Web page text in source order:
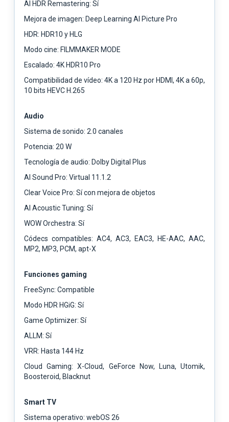
AI HDR Remastering: Sí
Mejora de imagen: Deep Learning AI Picture Pro
HDR: HDR10 y HLG
Modo cine: FILMMAKER MODE
Escalado: 4K HDR10 Pro
Compatibilidad de vídeo: 4K a 120 Hz por HDMI, 4K a 60p,
10 bits HEVC H.265
Audio
Sistema de sonido: 2.0 canales
Potencia: 20 W
Tecnología de audio: Dolby Digital Plus
AI Sound Pro: Virtual 11.1.2
Clear Voice Pro: Sí con mejora de objetos
AI Acoustic Tuning: Sí
WOW Orchestra: Sí
Códecs compatibles: AC4, AC3, EAC3, HE-AAC, AAC,
MP2, MP3, PCM, apt-X
Funciones gaming
FreeSync: Compatible
Modo HDR HGiG: Sí
Game Optimizer: Sí
ALLM: Sí
VRR: Hasta 144 Hz
Cloud Gaming: X-Cloud, GeForce Now, Luna, Utomik,
Boosteroid, Blacknut
Smart TV
Sistema operativo: webOS 26